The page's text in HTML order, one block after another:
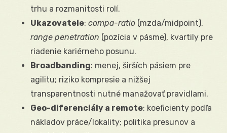
trhu a rozmanitosti rolí.
Ukazovatele: compa-ratio (mzda/midpoint),
range penetration (pozícia v pásme), kvartily pre
riadenie kariérneho posunu.
Broadbanding: menej, širších pásiem pre
agilitu; riziko kompresie a nižšej
transparentnosti nutné manažovať pravidlami.
Geo-diferenciály a remote: koeficienty podľa
nákladov práce/lokality; politika presunov a